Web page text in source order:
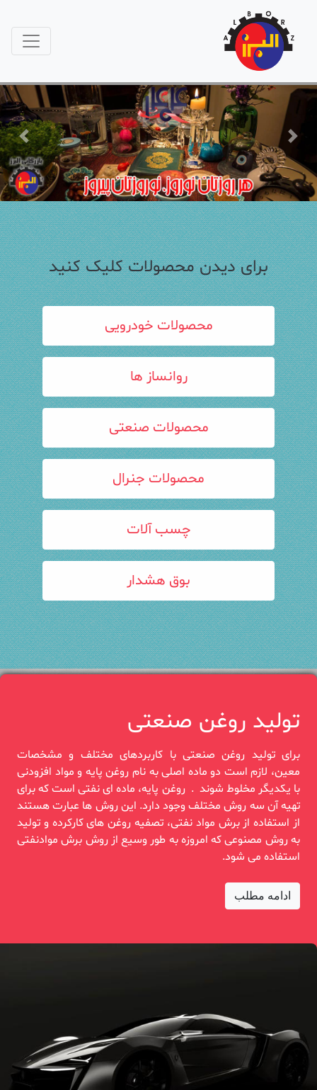
Previous Next
برای دیدن محصولات کلیک کنید
محصولات خودرویی
روانساز ها
محصولات صنعتی
محصولات جنرال
چسب آلات
بوق هشدار
تولید روغن صنعتی
برای تولید روغن صنعتی با کاربردهای مختلف و مشخصات
معین، لازم است دو‎ ‎ماده اصلی به نام روغن پایه و ‏مواد افزودنی
با یکدیگر مخلوط شوند‎. ‎ روغن‎ ‎پایه، ماده ای نفتی است که برای
تهیه آن سه روش مختلف وجود دارد. این روش‎ ‎ها عبارت هستند
از ‏استفاده از برش مواد نفتی، تصفیه روغن های کارکرده و‎ ‎تولید
به روش مصنوعی که امروزه به طور وسیع از ‏روش برش موادنفتی
استفاده‏‎ ‎می شود.
ادامه مطلب